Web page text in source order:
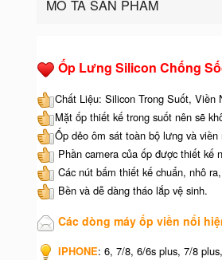
MÔ TẢ SẢN PHẨM
Ốp Lưng Silicon Chống
Chất Liệu: Silicon Trong Suốt, Viền
Mặt ốp thiết kế trong suốt nên sẽ
Ốp dẻo ôm sát toàn bộ lưng và
Phần camera của ốp được thiết kế
Các nút bấm thiết kế chuẩn, nhô
Bền và dễ dàng tháo lắp vệ sinh.
Các dòng máy ốp viền nổi
IPHONE: 6, 7/8, 6/6s plus, 7/8